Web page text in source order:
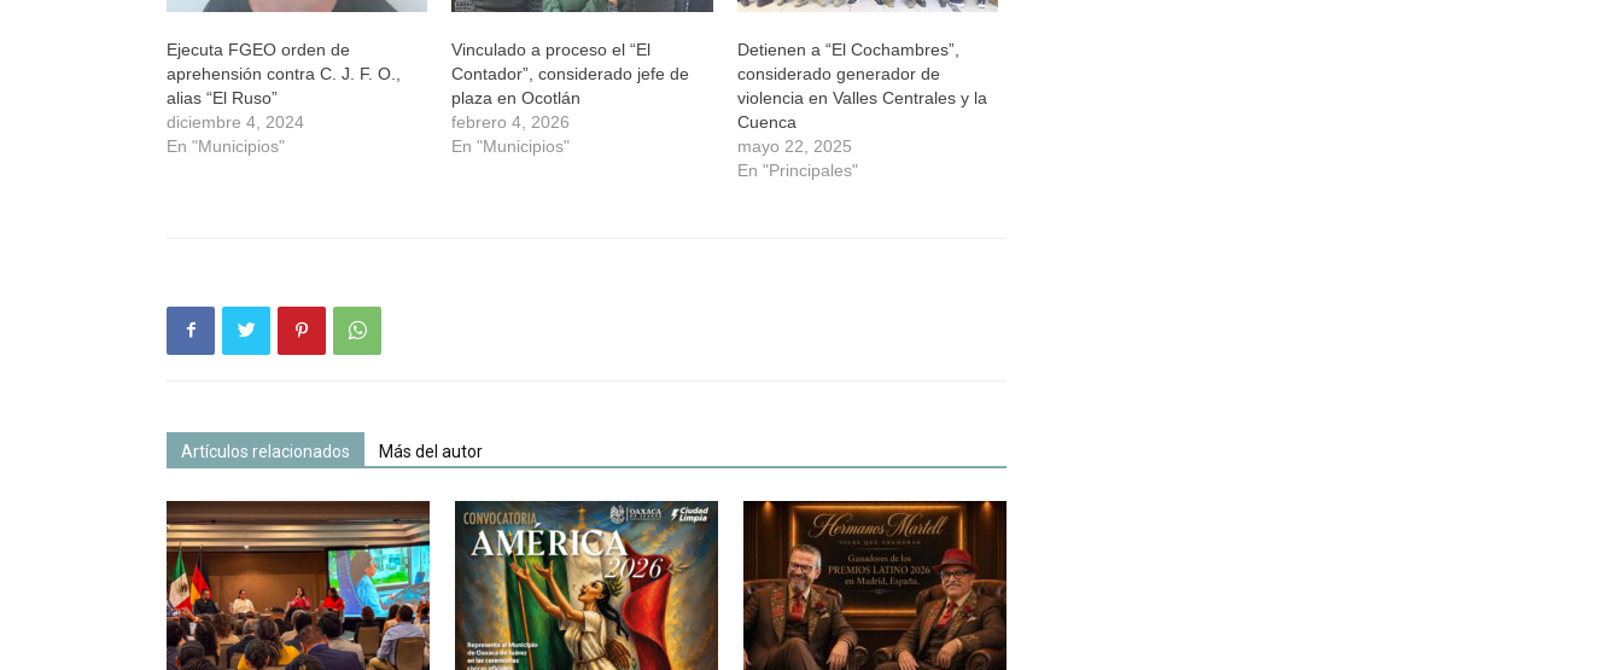
Ejecuta FGEO orden de
aprehensión contra C. J. F. O.,
alias “El Ruso”
diciembre 4, 2024
En "Municipios"
Vinculado a proceso el “El
Contador”, considerado jefe de
plaza en Ocotlán
febrero 4, 2026
En "Municipios"
Detienen a “El Cochambres”,
considerado generador de
violencia en Valles Centrales y la
Cuenca
mayo 22, 2025
En "Principales"
Artículos relacionados Más del autor